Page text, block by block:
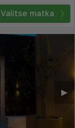
Valitse matka
▶︎